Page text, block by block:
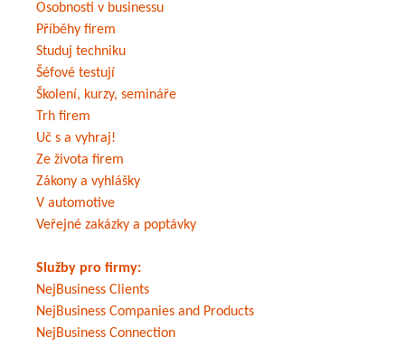
Osobnosti v businessu
Příběhy firem
Studuj techniku
Šéfové testují
Školení, kurzy, semináře
Trh firem
Uč s a vyhraj!
Ze života firem
Zákony a vyhlášky
V automotive
Veřejné zakázky a poptávky
Služby pro firmy:
NejBusiness Clients
NejBusiness Companies and Products
NejBusiness Connection